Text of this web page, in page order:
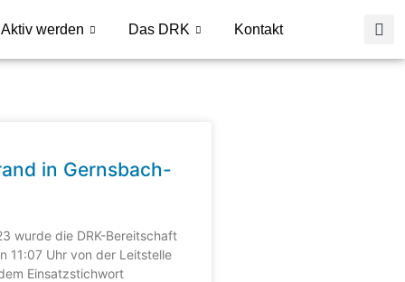
Aktiv werden Das DRK Kontakt
in Gernsbach-
wurde die DRK-Bereitschaft
11:07 Uhr von der Leitstelle
Einsatzstichwort